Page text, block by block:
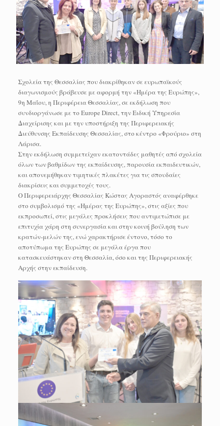
Σχολεία της Θεσσαλίας που διακρίθηκαν σε ευρωπαϊκούς
διαγωνισμούς βράβευσε με αφορμή την «Ημέρα της Ευρώπης»,
9η Μαΐου, η Περιφέρεια Θεσσαλίας, σε εκδήλωση που
συνδιοργάνωσε με το Europe Direct, την Ειδική Υπηρεσία
Διαχείρισης και με την υποστήριξη της Περιφερειακής
Διεύθυνσης Εκπαίδευσης Θεσσαλίας, στο κέντρο «Φρούριο» στη
Λάρισα.
Στην εκδήλωση συμμετείχαν εκατοντάδες μαθητές από σχολεία
όλων των βαθμίδων της εκπαίδευσης, παρουσία εκπαιδευτικών,
και απονεμήθηκαν τιμητικές πλακέτες για τις σπουδαίες
διακρίσεις και συμμετοχές τους.
Ο Περιφερειάρχης Θεσσαλίας Κώστας Αγοραστός αναφέρθηκε
στο συμβολισμό της «Ημέρας της Ευρώπης», στις αξίες που
εκπροσωπεί, στις μεγάλες προκλήσεις που αντιμετώπισε με
επιτυχία χάρη στη συνεργασία και στην κοινή βούληση των
κρατών-μελών της, ενώ χαρακτήρισε έντονο, τόσο το
αποτύπωμα της Ευρώπης σε μεγάλα έργα που
κατασκευάστηκαν στη Θεσσαλία, όσο και της Περιφερειακής
Αρχής στην εκπαίδευση.